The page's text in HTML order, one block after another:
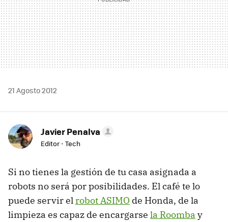
21 Agosto 2012
Javier Penalva
Editor - Tech
Si no tienes la gestión de tu casa asignada a
robots no será por posibilidades. El café te lo
puede servir elrobotASIMO de Honda, de la
limpieza es capaz de encargarse la Roomba y